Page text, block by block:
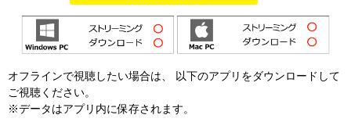
オフラインで視聴したい場合は、 以下のアプリをダウンロードして
ご視聴ください。
※データはアプリ内に保存されます。